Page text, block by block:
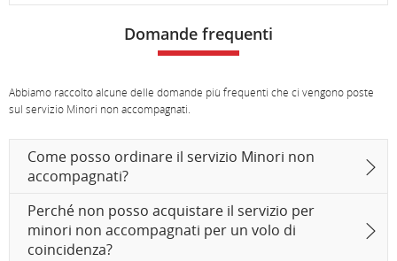
Domande frequenti
Abbiamo raccolto alcune delle domande più frequenti che ci vengono poste
sul servizio Minori non accompagnati.
Come posso ordinare il servizio Minori non
accompagnati?
Perché non posso acquistare il servizio per
minori non accompagnati per un volo di
coincidenza?